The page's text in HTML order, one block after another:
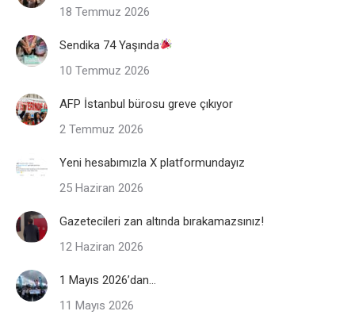
18 Temmuz 2026
Sendika 74 Yaşında
10 Temmuz 2026
AFP İstanbul bürosu greve çıkıyor
2 Temmuz 2026
Yeni hesabımızla X platformundayız
25 Haziran 2026
Gazetecileri zan altında bırakamazsınız!
12 Haziran 2026
1 Mayıs 2026’dan…
11 Mayıs 2026